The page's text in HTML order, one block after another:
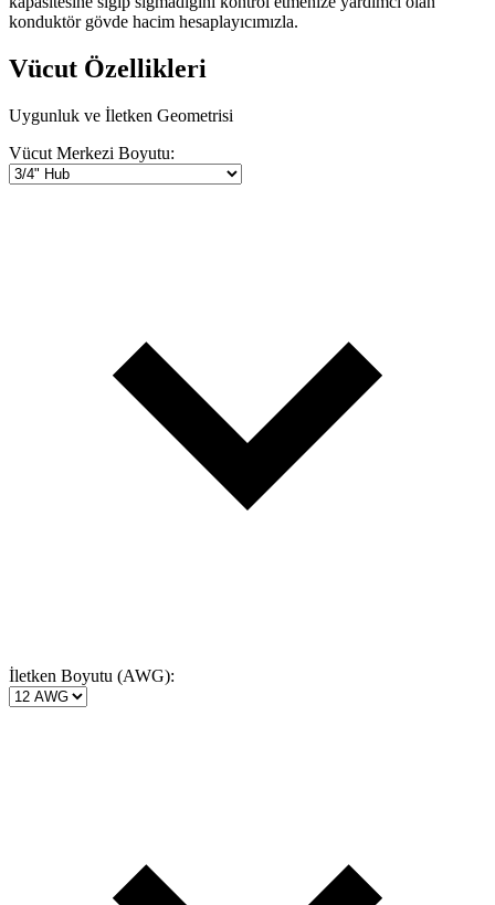
konduktör gövde hacim hesaplayıcımızla.
Vücut Özellikleri
Uygunluk ve İletken Geometrisi
Vücut Merkezi Boyutu:
İletken Boyutu (AWG):